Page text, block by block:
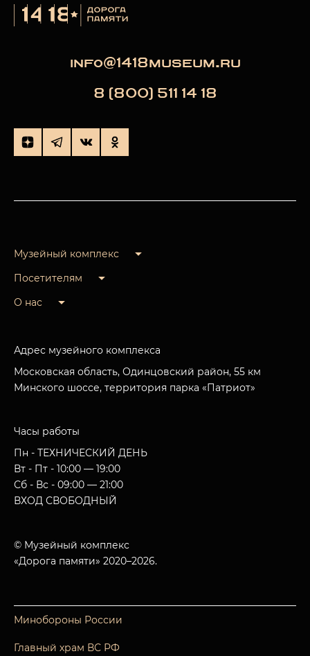
info@1418museum.ru
8 (800) 511 14 18
Музейный комплекс
Посетителям
О нас
Адрес музейного комплекса
Московская область, Одинцовский район, 55 км
Минского шоссе, территория парка «Патриот»
Часы работы
Пн - ТЕХНИЧЕСКИЙ ДЕНЬ
Вт - Пт - 10:00 — 19:00
Сб - Вс - 09:00 — 21:00
ВХОД СВОБОДНЫЙ
© Музейный комплекс
«Дорога памяти» 2020–2026.
Минобороны России
Главный храм ВС РФ